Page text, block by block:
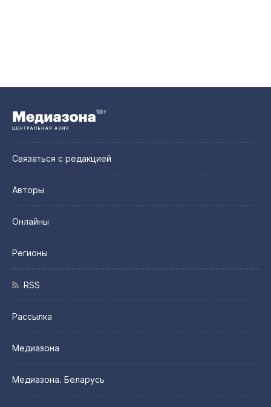
Связаться с редакцией
Авторы
Онлайны
Регионы
RSS
Рассылка
Медиазона
Медиазона. Беларусь